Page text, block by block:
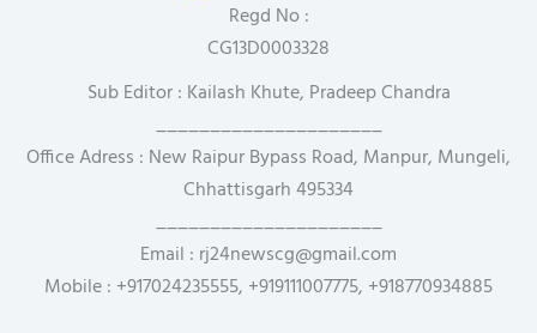
Regd No :
CG13D0003328
Sub Editor : Kailash Khute, Pradeep Chandra
_____________________
Office Adress : New Raipur Bypass Road, Manpur, Mungeli,
Chhattisgarh 495334
_____________________
Email : rj24newscg@gmail.com
Mobile : +917024235555, +919111007775, +918770934885